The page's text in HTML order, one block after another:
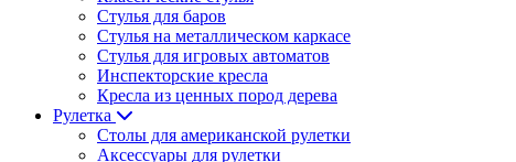
Стулья для баров
Стулья на металлическом каркасе
Стулья для игровых автоматов
Инспекторские кресла
Кресла из ценных пород дерева
Рулетка
Столы для американской рулетки
Аксессуары для рулетки